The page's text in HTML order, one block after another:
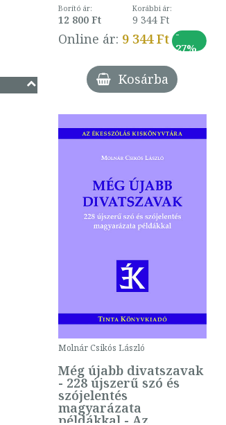
Borító ár:
12 800 Ft
Korábbi ár:
9 344 Ft
Online ár: 9 344 Ft -
27%
Kosárba
Molnár Csikós László
Még újabb divatszavak
- 228 újszerű szó és
szójelentés
magyarázata
példákkal - Az